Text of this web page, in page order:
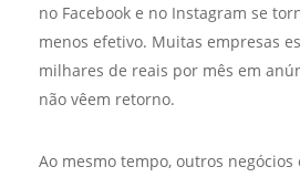
no Facebook e no Instagram se
menos efetivo. Muitas empresas
milhares de reais por mês em
não vêem retorno.
Ao mesmo tempo, outros